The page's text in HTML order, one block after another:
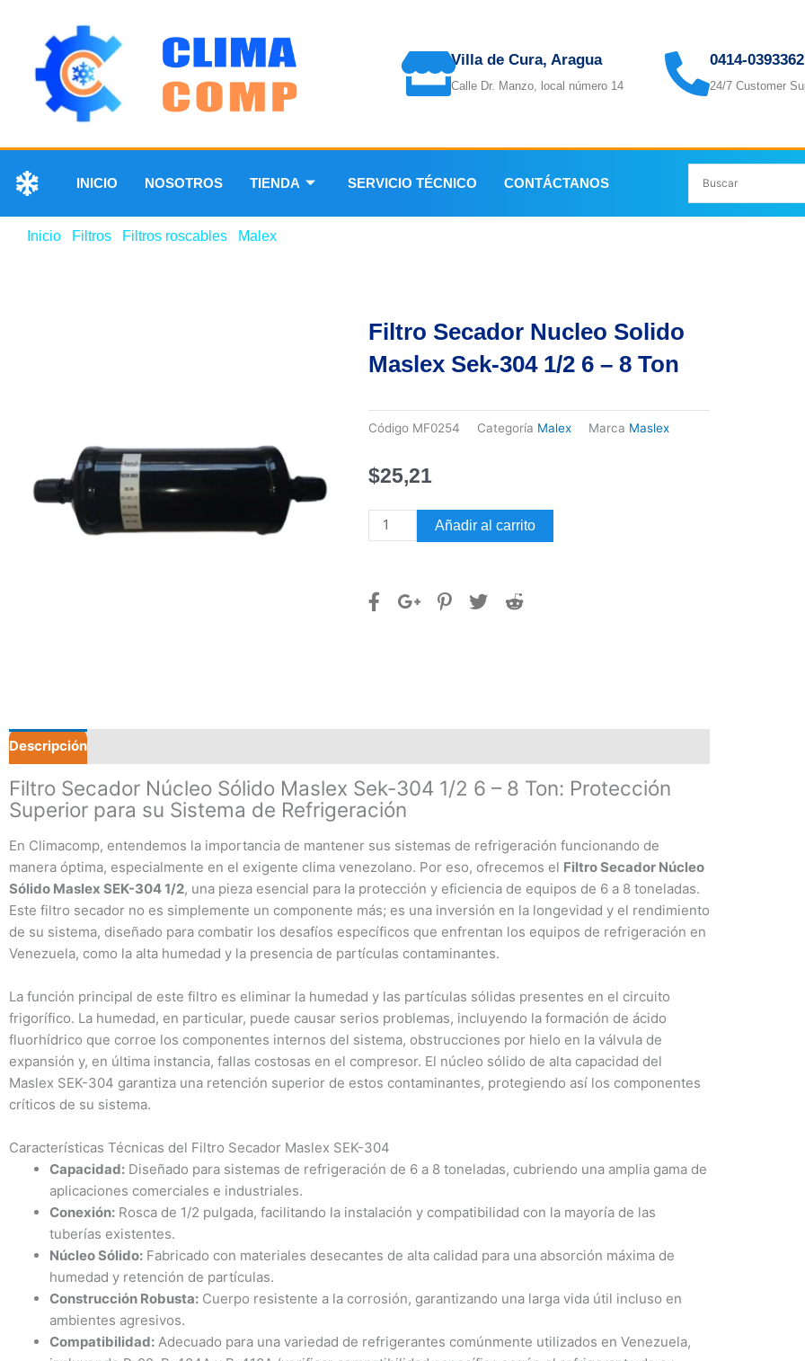
Villa de Cura, Aragua
Calle Dr. Manzo, local número 14
0414-0393362
24/7 Customer
INICIO NOSOTROS TIENDA SERVICIO TÉCNICO CONTÁCTANOS
Inicio Filtros Filtros roscables Malex
Filtro Secador Nucleo Solido
Maslex Sek-304 1/2 6 – 8 Ton
Código MF0254 Categoría Malex Marca Maslex
$25,21
Filtro
Secador
Maslex
8
cantidad
Añadir al carrito
Descripción
Filtro Secador Núcleo Sólido Maslex Sek-304 1/2 6 – 8 Ton: Protección
Superior para su Sistema de Refrigeración
En Climacomp, entendemos la importancia de mantener sus sistemas de refrigeración funcionando de
manera óptima, especialmente en el exigente clima venezolano. Por eso, ofrecemos el Filtro Secador Núcleo
Sólido Maslex SEK-304 1/2, una pieza esencial para la protección y eficiencia de equipos de 6 a 8 toneladas.
Este filtro secador no es simplemente un componente más; es una inversión en la longevidad y el rendimiento
de su sistema, diseñado para combatir los desafíos específicos que enfrentan los equipos de refrigeración en
Venezuela, como la alta humedad y la presencia de partículas contaminantes.
La función principal de este filtro es eliminar la humedad y las partículas sólidas presentes en el circuito
frigorífico. La humedad, en particular, puede causar serios problemas, incluyendo la formación de ácido
fluorhídrico que corroe los componentes internos del sistema, obstrucciones por hielo en la válvula de
expansión y, en última instancia, fallas costosas en el compresor. El núcleo sólido de alta capacidad del
Maslex SEK-304 garantiza una retención superior de estos contaminantes, protegiendo así los componentes
críticos de su sistema.
Características Técnicas del Filtro Secador Maslex SEK-304
Capacidad: Diseñado para sistemas de refrigeración de 6 a 8 toneladas, cubriendo una amplia gama de
aplicaciones comerciales e industriales.
Conexión: Rosca de 1/2 pulgada, facilitando la instalación y compatibilidad con la mayoría de las
tuberías existentes.
Núcleo Sólido: Fabricado con materiales desecantes de alta calidad para una absorción máxima de
humedad y retención de partículas.
Construcción Robusta: Cuerpo resistente a la corrosión, garantizando una larga vida útil incluso en
ambientes agresivos.
Compatibilidad: Adecuado para una variedad de refrigerantes comúnmente utilizados en Venezuela,